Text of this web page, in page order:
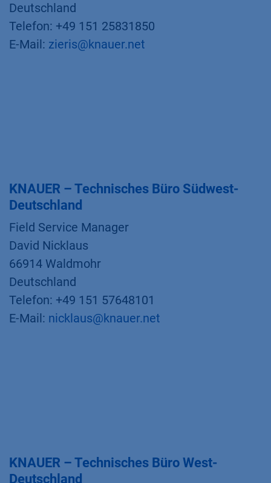
Deutschland
Telefon: +49 151 25831850
E-Mail: zieris@knauer.net
KNAUER – Technisches Büro Südwest-
Deutschland
Field Service Manager
David Nicklaus
66914 Waldmohr
Deutschland
Telefon: +49 151 57648101
E-Mail: nicklaus@knauer.net
KNAUER – Technisches Büro West-
Deutschland